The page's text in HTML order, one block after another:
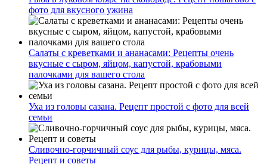
фото для вкусного ужина
Салаты с креветками и ананасами: Рецепты очень
вкусные с сыром, яйцом, капустой, крабовыми
палочками для вашего стола
Уха из головы сазана. Рецепт простой с фото для всей
семьи
Сливочно-горчичный соус для рыбы, курицы, мяса.
Рецепт и советы